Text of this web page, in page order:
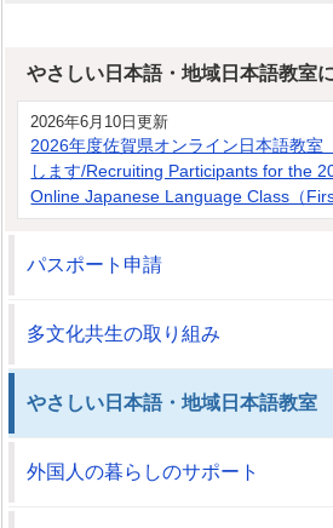
やさしい日本語・地域日本語教室
2026年6月10日更新
2026年度佐賀県オンライン日本語教室
します/Recruiting Participants for the
Online Japanese Language Class（
パスポート申請
多文化共生の取り組み
やさしい日本語・地域日本語教室
外国人の暮らしのサポート